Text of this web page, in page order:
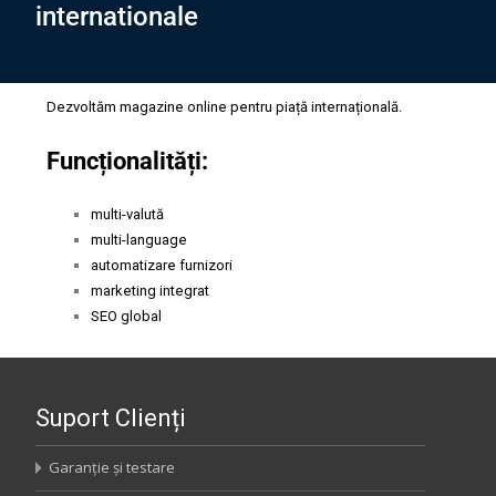
internationale
Dezvoltăm magazine online pentru piață internațională.
Funcționalități:
multi-valută
multi-language
automatizare furnizori
marketing integrat
SEO global
Suport Clienți
Garanție și testare